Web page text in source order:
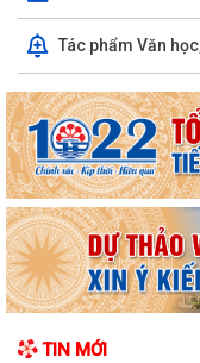
Tác phẩm Văn
TIN MỚI